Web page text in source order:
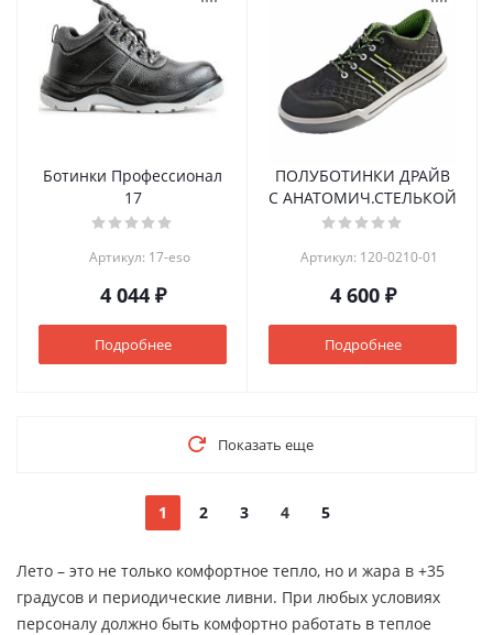
Ботинки Профессионал
17
Артикул: 17-eso
4 044 ₽
Подробнее
ПОЛУБОТИНКИ ДРАЙВ
С АНАТОМИЧ.СТЕЛЬКОЙ
Артикул: 120-0210-01
4 600 ₽
Подробнее
Показать еще
1 2 3 4 5
Лето – это не только комфортное тепло, но и жара в +35
градусов и периодические ливни. При любых условиях
персоналу должно быть комфортно работать в теплое